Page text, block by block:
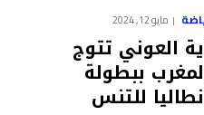
مايو 12, 2024
العوني تتوج
ببطولة
للتنس